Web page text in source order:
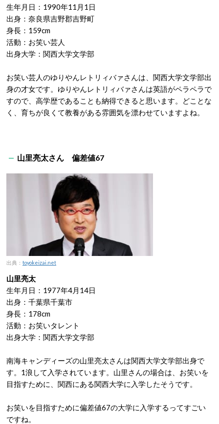
生年月日：1990年11月1日
出身：奈良県吉野郡吉野町
身長：159cm
活動：お笑い芸人
出身大学：関西大学文学部
お笑い芸人のゆりやんレトリィバァさんは、関西大学文学部出
身の才女です。ゆりやんレトリィバァさんは英語がペラペラで
すので、高学歴であることも納得できると思います。どことな
く、育ちが良くて教養がある雰囲気を漂わせていますよね。
山里亮太さん 偏差値67
出典： toyokeizai.net
山里亮太
生年月日：1977年4月14日
出身：千葉県千葉市
身長：178cm
活動：お笑いタレント
出身大学：関西大学文学部
南海キャンディーズの山里亮太さんは関西大学文学部出身で
す。1浪して入学されています。山里さんの場合は、お笑いを
目指すために、関西にある関西大学に入学したそうです。
お笑いを目指すために偏差値67の大学に入学するってすごい
ですね。